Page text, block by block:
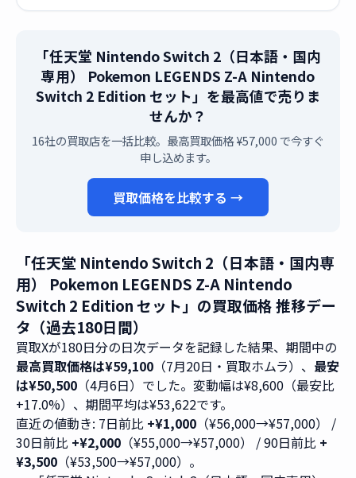
「任天堂 Nintendo Switch 2（日本語・国内
専用） Pokemon LEGENDS Z-A Nintendo
Switch 2 Edition セット」を最高値で売りま
せんか？
16社の買取店を一括比較。最高買取価格 ¥57,000 で今すぐ
申し込めます。
買取価格を比較する →
「任天堂 Nintendo Switch 2（日本語・国内専
用） Pokemon LEGENDS Z-A Nintendo
Switch 2 Edition セット」の買取価格 推移デー
タ（過去180日間）
買取Xが180日分の日次データを記録した結果、期間中の
最高買取価格は¥59,100 （7月20日・買取ホムラ）、 最安
は¥50,500 （4月6日）でした。変動幅は¥8,600（最安比
+17.0%）、期間平均は¥53,622です。
直近の値動き: 7日前比 +¥1,000 （¥56,000→¥57,000） /
30日前比 +¥2,000 （¥55,000→¥57,000） / 90日前比 +
¥3,500 （¥53,500→¥57,000）。